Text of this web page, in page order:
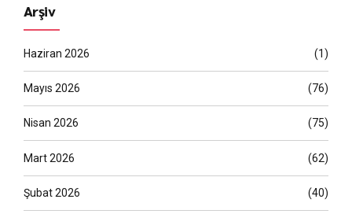
Arşiv
Haziran 2026 (1)
Mayıs 2026 (76)
Nisan 2026 (75)
Mart 2026 (62)
Şubat 2026 (40)